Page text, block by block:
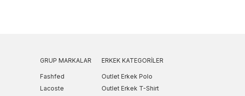
GRUP MARKALAR
Fashfed
Lacoste
ERKEK KATEGORILER
Outlet Erkek Polo
Outlet Erkek T-Shirt